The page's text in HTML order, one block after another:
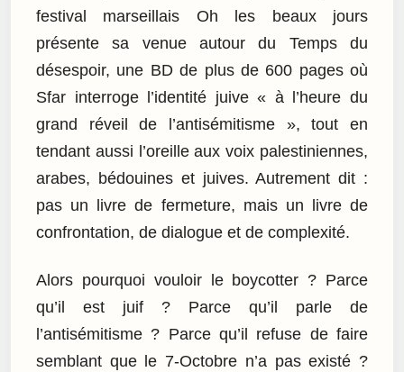
festival marseillais Oh les beaux jours
présente sa venue autour du Temps du
désespoir, une BD de plus de 600 pages où
Sfar interroge l’identité juive « à l’heure du
grand réveil de l’antisémitisme », tout en
tendant aussi l’oreille aux voix palestiniennes,
arabes, bédouines et juives. Autrement dit :
pas un livre de fermeture, mais un livre de
confrontation, de dialogue et de complexité.
Alors pourquoi vouloir le boycotter ? Parce
qu’il est juif ? Parce qu’il parle de
l’antisémitisme ? Parce qu’il refuse de faire
semblant que le 7-Octobre n’a pas existé ?